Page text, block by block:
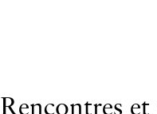
Rencontres et